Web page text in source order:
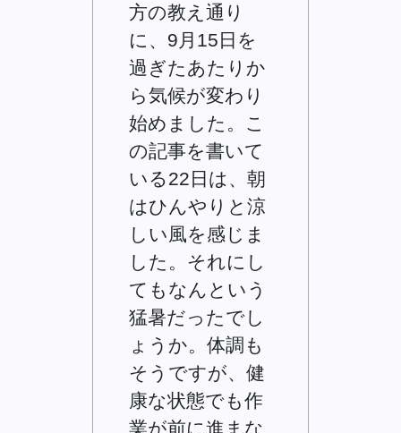
方の教え通り
に、9月15日を
過ぎたあたりか
ら気候が変わり
始めました。こ
の記事を書いて
いる22日は、朝
はひんやりと涼
しい風を感じま
した。それにし
てもなんという
猛暑だったでし
ょうか。体調も
そうですが、健
康な状態でも作
業が前に進まな